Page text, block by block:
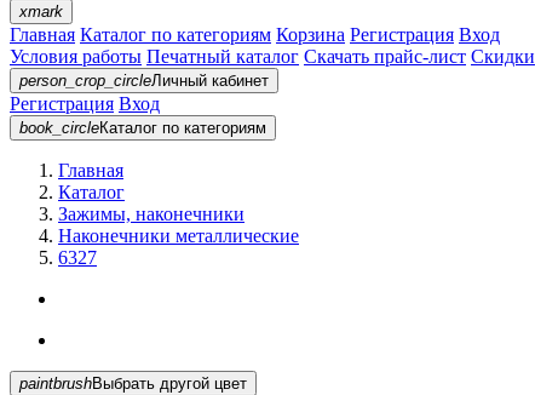
xmark
Главная Каталог по категориям Корзина Регистрация Вход
Условия работы Печатный каталог Скачать прайс-лист Скидки
person_crop_circleЛичный кабинет
Регистрация Вход
book_circleКаталог по категориям
Главная
Каталог
Зажимы, наконечники
Наконечники металлические
6327
paintbrush Выбрать другой цвет